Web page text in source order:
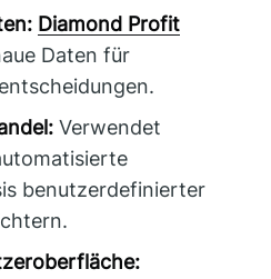
Diamond Profit
Daten für
Verwendet
benutzerdefinierter